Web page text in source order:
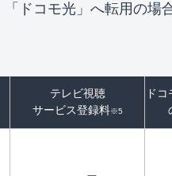
ドコモ光」へ転用の場
テレビ視聴
サービス登録料※5
ド